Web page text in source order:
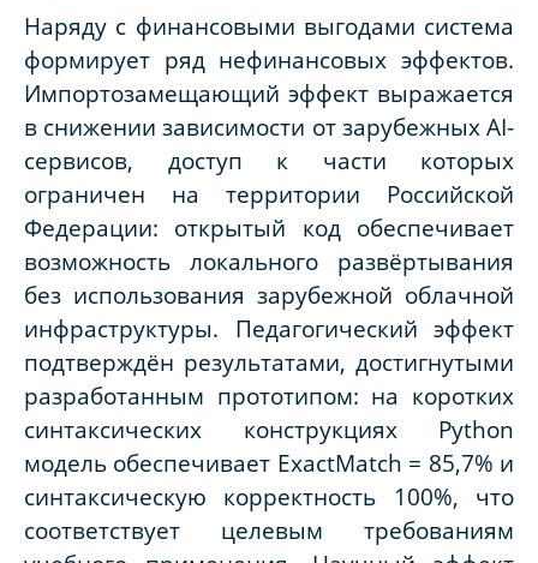
Наряду с финансовыми выгодами система
формирует ряд нефинансовых эффектов.
Импортозамещающий эффект выражается
в снижении зависимости от зарубежных AI-
сервисов, доступ к части которых
ограничен на территории Российской
Федерации: открытый код обеспечивает
возможность локального развёртывания
без использования зарубежной облачной
инфраструктуры. Педагогический эффект
подтверждён результатами, достигнутыми
разработанным прототипом: на коротких
синтаксических конструкциях Python
модель обеспечивает ExactMatch = 85,7% и
синтаксическую корректность 100%, что
соответствует целевым требованиям